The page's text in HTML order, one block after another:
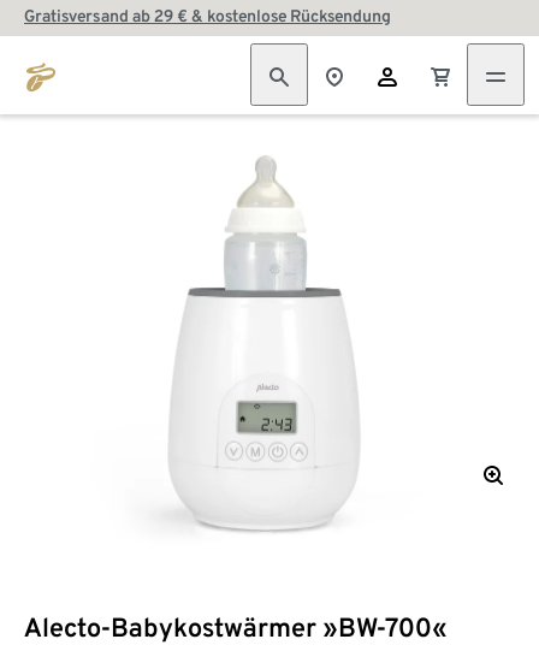
Gratisversand ab 29 € & kostenlose Rücksendung
Alecto-Babykostwärmer »BW-700«